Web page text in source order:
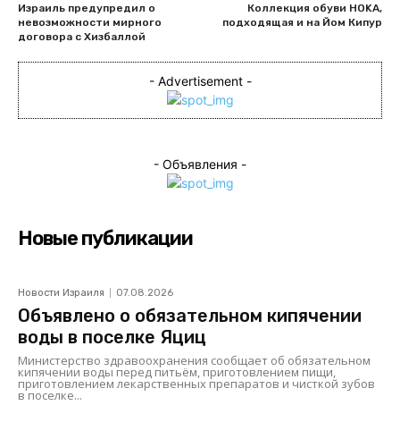
Израиль предупредил о
невозможности мирного
договора с Хизбаллой
Коллекция обуви HOKA,
подходящая и на Йом Кипур
- Advertisement -
- Объявления -
Новые публикации
Новости Израиля 07.08.2026
Объявлено о обязательном кипячении
воды в поселке Яциц
Министерство здравоохранения сообщает об обязательном
кипячении воды перед питьём, приготовлением пищи,
приготовлением лекарственных препаратов и чисткой зубов
в поселке...